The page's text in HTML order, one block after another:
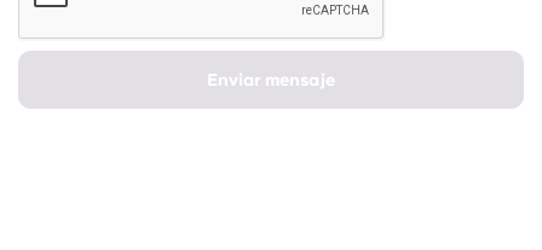
Enviar mensaje